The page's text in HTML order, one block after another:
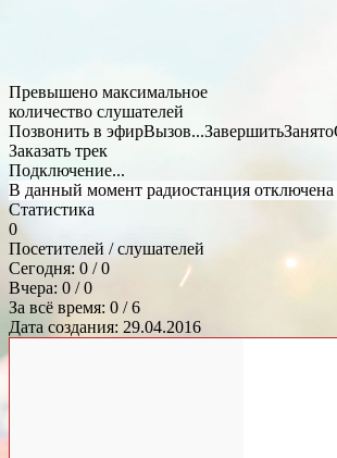
Превышено максимальное
количество слушателей
Позвонить в эфирВызов...ЗавершитьЗанято
Заказать трек
Подключение...
В данный момент радиостанция отключена
Статистика
0
Посетителей / слушателей
Сегодня: 0 / 0
Вчера: 0 / 0
За всё время: 0 / 6
Дата создания: 29.04.2016